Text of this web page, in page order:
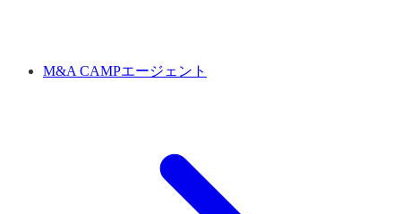
M&A CAMPエージェント